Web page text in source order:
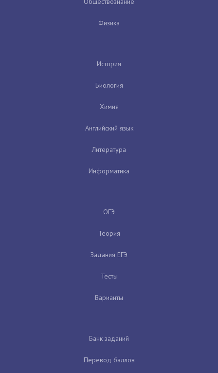
Физика
История
Биология
Химия
Английский язык
Литература
Информатика
ОГЭ
Теория
Задания ЕГЭ
Тесты
Варианты
Банк заданий
Перевод баллов